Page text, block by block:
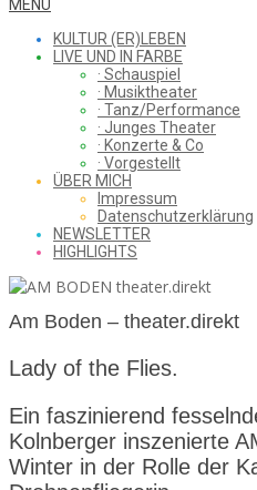
WHAT
SAW
FROM
THE
Menu
MENU
KULTUR (ER)LEBEN
LIVE UND IN FARBE
· Schauspiel
· Musiktheater
· Tanz/Performance
· Junges Theater
· Konzerte & Co
· Vorgestellt
ÜBER MICH
Impressum
Datenschutzerklärung
NEWSLETTER
HIGHLIGHTS
Am Boden – theater.direkt
Lady of the Flies.
Ein faszinierend
Kolnberger inszenierte
Winter in der Rolle der